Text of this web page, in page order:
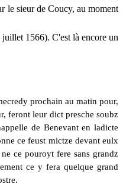
le sieur de Coucy, au moment
1566). C'est là encore un
prochain au matin pour,
feront leur dict presche soubz
de Benevant en ladicte
ce feust mictze devant eulx
ne ce pouroyt fere sans grandz
ce y fera quelque grand